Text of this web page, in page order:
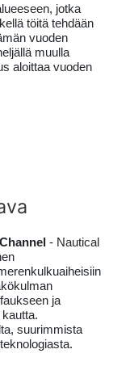
jotka
töitä tehdään
vuoden
muulla
aloittaa vuoden
- Nautical
ja
suurimmista